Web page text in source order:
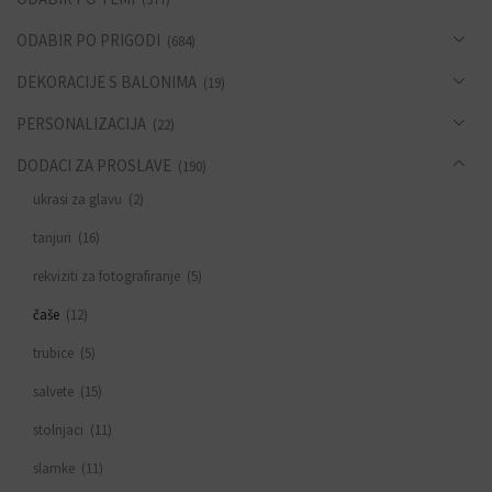
ODABIR PO PRIGODI (684)
DEKORACIJE S BALONIMA (19)
PERSONALIZACIJA (22)
DODACI ZA PROSLAVE (190)
ukrasi za glavu (2)
tanjuri (16)
rekviziti za fotografiranje (5)
čaše (12)
trubice (5)
salvete (15)
stolnjaci (11)
slamke (11)